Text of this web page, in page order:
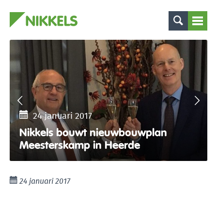
24 januari 2017
Nikkels bouwt nieuwbouwplan
Meesterskamp in Heerde
24 januari 2017